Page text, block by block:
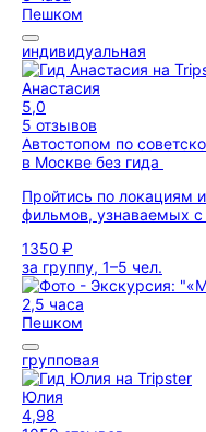
Пешком
индивидуальная
Анастасия
5,0
5 отзывов
Автостопом по
в Москве без гида
Пройтись по локациям
фильмов, узнаваемых
1350 ₽
за группу, 1–5 чел.
2,5 часа
Пешком
групповая
Юлия
4,98